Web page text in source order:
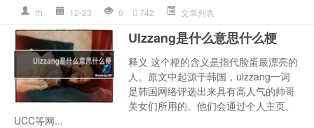
rh 12-23 0 742 文章列表
Ulzzang是什么意思什么梗
释义 这个梗的含义是指代脸蛋最漂亮的
人。原文中起源于韩国，ulzzang一词
是韩国网络评选出来具有高人气的帅哥
美女们所用的。他们会通过个人主页、
UCC等网...